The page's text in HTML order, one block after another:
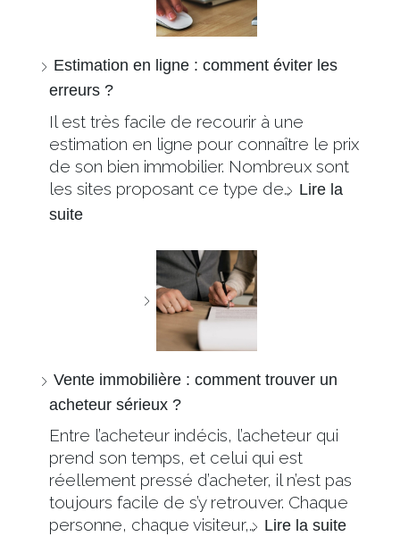
Estimation en ligne : comment éviter les
erreurs ?
Il est très facile de recourir à une
estimation en ligne pour connaître le prix
de son bien immobilier. Nombreux sont
les sites proposant ce type de… Lire la
suite
Vente immobilière : comment trouver un
acheteur sérieux ?
Entre l’acheteur indécis, l’acheteur qui
prend son temps, et celui qui est
réellement pressé d’acheter, il n’est pas
toujours facile de s’y retrouver. Chaque
personne, chaque visiteur,… Lire la suite